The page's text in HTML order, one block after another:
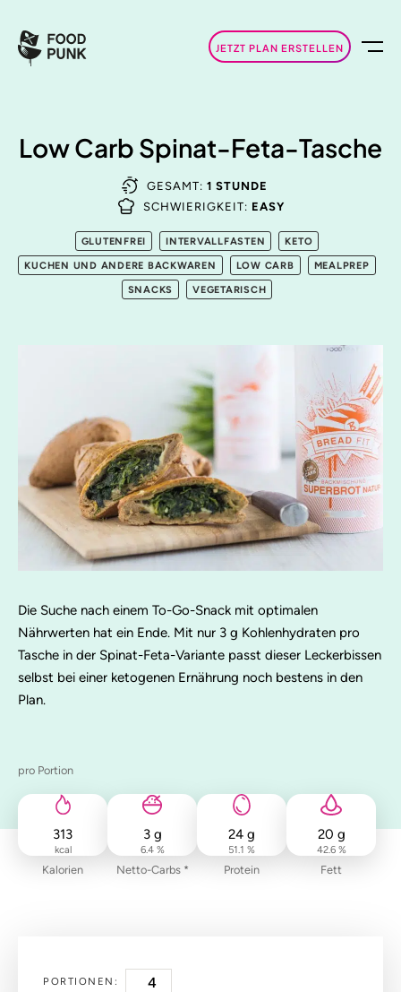
JETZT PLAN ERSTELLEN
Low Carb Spinat-Feta-Tasche
GESAMT: 1 STUNDE
SCHWIERIGKEIT: EASY
GLUTENFREI INTERVALLFASTEN KETO
KUCHEN UND ANDERE BACKWAREN LOW CARB MEALPREP
SNACKS VEGETARISCH
Die Suche nach einem To-Go-Snack mit optimalen
Nährwerten hat ein Ende. Mit nur 3 g Kohlenhydraten pro
Tasche in der Spinat-Feta-Variante passt dieser Leckerbissen
selbst bei einer ketogenen Ernährung noch bestens in den
Plan.
pro Portion
313
kcal
Kalorien
3 g
6.4 %
Netto-Carbs *
24 g
51.1 %
Protein
20 g
42.6 %
Fett
PORTIONEN: